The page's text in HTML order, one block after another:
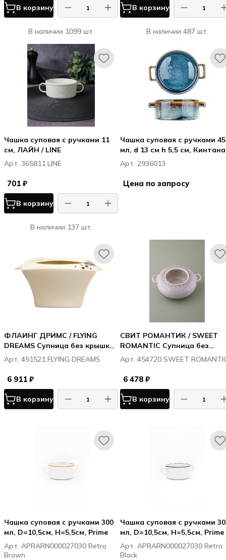
В корзину
В наличии 1099 шт.
В корзину
В наличии 487 шт.
Чашка суповая с ручками 11
см, ЛАЙН / LINE
Арт. 365811 LINE
701 ₽
В корзину
В наличии 137 шт.
Чашка суповая с ручками
мл, d 13 см h 5,5 см, Кинтана
Блу / Quintana Blue
Арт. 2936013
Цена по запросу
ФЛАИНГ ДРИМС / FLYING
DREAMS Супница без крышки
2,2 л
Арт. 451521 FLYING DREAMS
6 911 ₽
В корзину
СВИТ РОМАНТИК / SWEET
ROMANTIC Супница без
крышки 2,25 л
Арт. 454720 SWEET
6 478 ₽
В корзину
Чашка суповая с ручками 300
мл, D=10,5см, H=5,5см, Prime
Арт. APRARN000027030 Retro
Brown
Чашка суповая с ручками
мл, D=10,5см, H=5,5см, Prime
Арт. APRARN000027030 Retro
Black